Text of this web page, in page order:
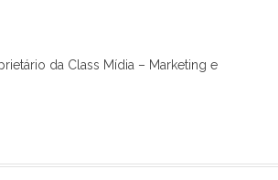
da Class Mídia – Marketing e